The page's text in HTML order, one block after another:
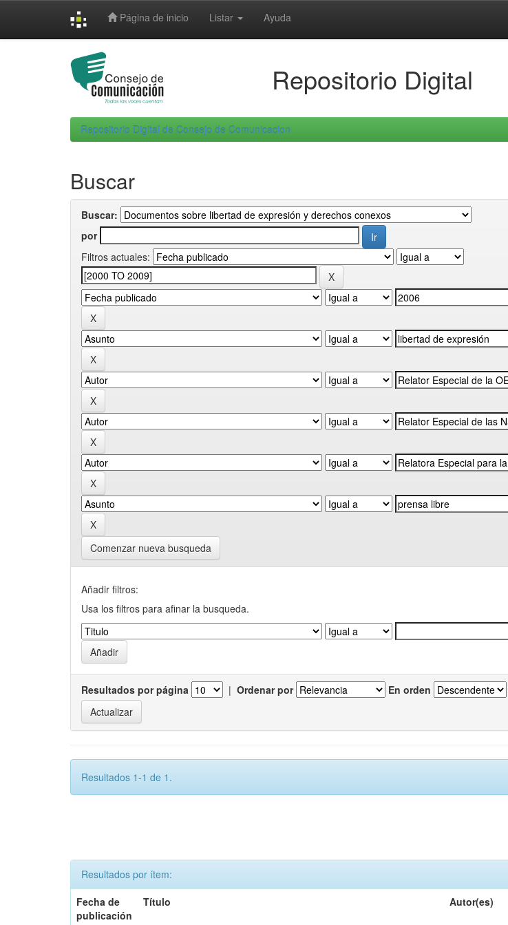
Página de inicio Listar Ayuda
Repositorio Digital
Repositorio Digital de Consejo de Comunicacion
Buscar
Buscar:
por
Filtros actuales:
Comenzar nueva busqueda
Añadir filtros:
Usa los filtros para afinar la busqueda.
Resultados por página | Ordenar por En orden
Resultados 1-1 de 1.
Resultados por ítem:
Fecha de
publicación
Título Autor(es)